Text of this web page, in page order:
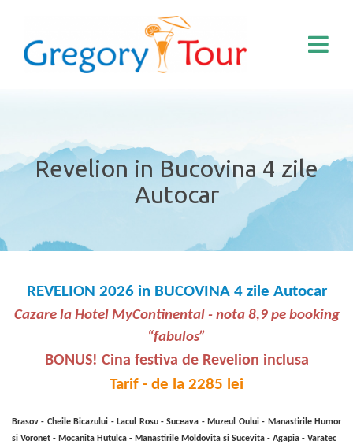
Revelion in Bucovina 4 zile
Autocar
REVELION 2026 in BUCOVINA 4 zile Autocar
Cazare la Hotel MyContinental - nota 8,9 pe booking
“fabulos”
BONUS! Cina festiva de Revelion inclusa
Tarif - de la 2285 lei
Brasov - Cheile Bicazului - Lacul Rosu - Suceava - Muzeul Oului - Manastirile Humor
si Voronet - Mocanita Hutulca - Manastirile Moldovita si Sucevita - Agapia - Varatec